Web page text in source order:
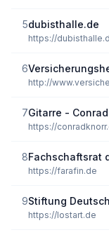
5dubisthalle.de
https://
6
http://
7Gitarre -
https://
8Fachschaftsrat
https://farafin.de
9Stiftung
https://lostart.de